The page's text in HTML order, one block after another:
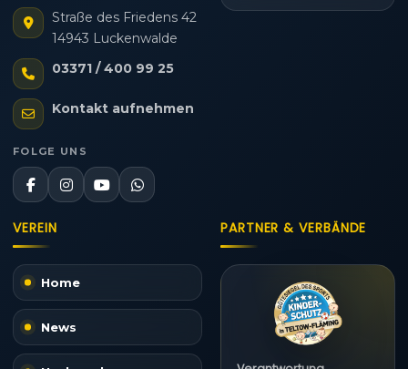
Straße des Friedens 42
14943 Luckenwalde
03371 / 400 99 25
Kontakt aufnehmen
FOLGE UNS
VEREIN
Home
News
PARTNER & VERBÄNDE